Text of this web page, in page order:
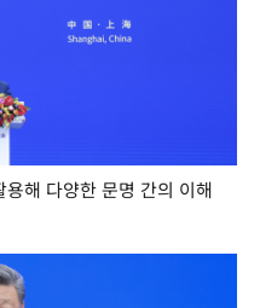
해 다양한 문명 간의 이해